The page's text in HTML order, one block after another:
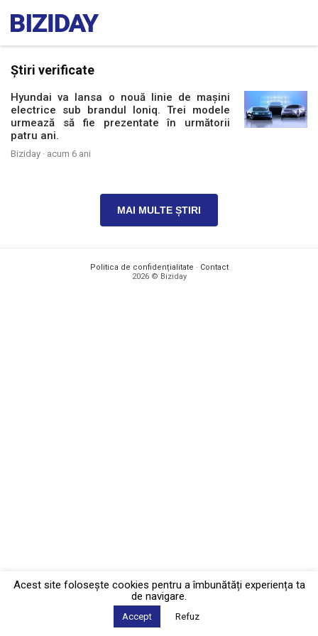
Știri verificate
Hyundai va lansa o nouă linie de mașini
electrice sub brandul Ioniq. Trei modele
urmează să fie prezentate în următorii
patru ani.
Biziday · acum 6 ani
MAI MULTE ȘTIRI
Politica de confidențialitate · Contact
2026 © Biziday
Acest site foloseşte cookies pentru a îmbunătăți experiența ta
de navigare.
Accept Refuz